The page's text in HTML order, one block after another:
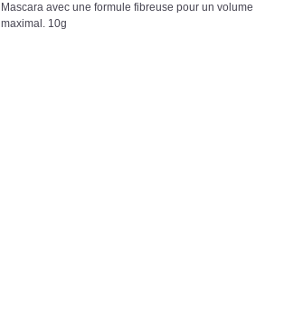
Mascara avec une formule fibreuse pour un volume
maximal. 10g